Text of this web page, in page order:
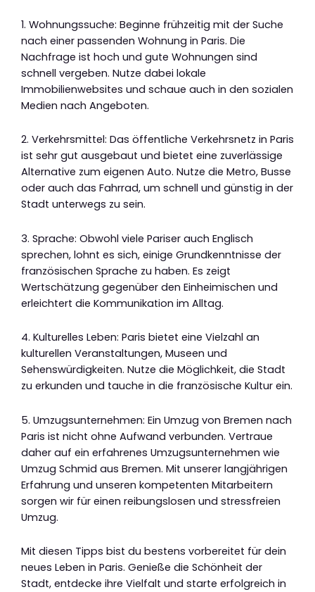
1. Wohnungssuche: Beginne frühzeitig mit der Suche
nach einer passenden Wohnung in Paris. Die
Nachfrage ist hoch und gute Wohnungen sind
schnell vergeben. Nutze dabei lokale
Immobilienwebsites und schaue auch in den sozialen
Medien nach Angeboten.
2. Verkehrsmittel: Das öffentliche Verkehrsnetz in Paris
ist sehr gut ausgebaut und bietet eine zuverlässige
Alternative zum eigenen Auto. Nutze die Metro, Busse
oder auch das Fahrrad, um schnell und günstig in der
Stadt unterwegs zu sein.
3. Sprache: Obwohl viele Pariser auch Englisch
sprechen, lohnt es sich, einige Grundkenntnisse der
französischen Sprache zu haben. Es zeigt
Wertschätzung gegenüber den Einheimischen und
erleichtert die Kommunikation im Alltag.
4. Kulturelles Leben: Paris bietet eine Vielzahl an
kulturellen Veranstaltungen, Museen und
Sehenswürdigkeiten. Nutze die Möglichkeit, die Stadt
zu erkunden und tauche in die französische Kultur ein.
5. Umzugsunternehmen: Ein Umzug von Bremen nach
Paris ist nicht ohne Aufwand verbunden. Vertraue
daher auf ein erfahrenes Umzugsunternehmen wie
Umzug Schmid aus Bremen. Mit unserer langjährigen
Erfahrung und unseren kompetenten Mitarbeitern
sorgen wir für einen reibungslosen und stressfreien
Umzug.
Mit diesen Tipps bist du bestens vorbereitet für dein
neues Leben in Paris. Genieße die Schönheit der
Stadt, entdecke ihre Vielfalt und starte erfolgreich in